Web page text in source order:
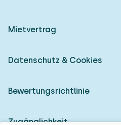
Mietvertrag
Datenschutz & Cookies
Bewertungsrichtlinie
Zugänglichkeit